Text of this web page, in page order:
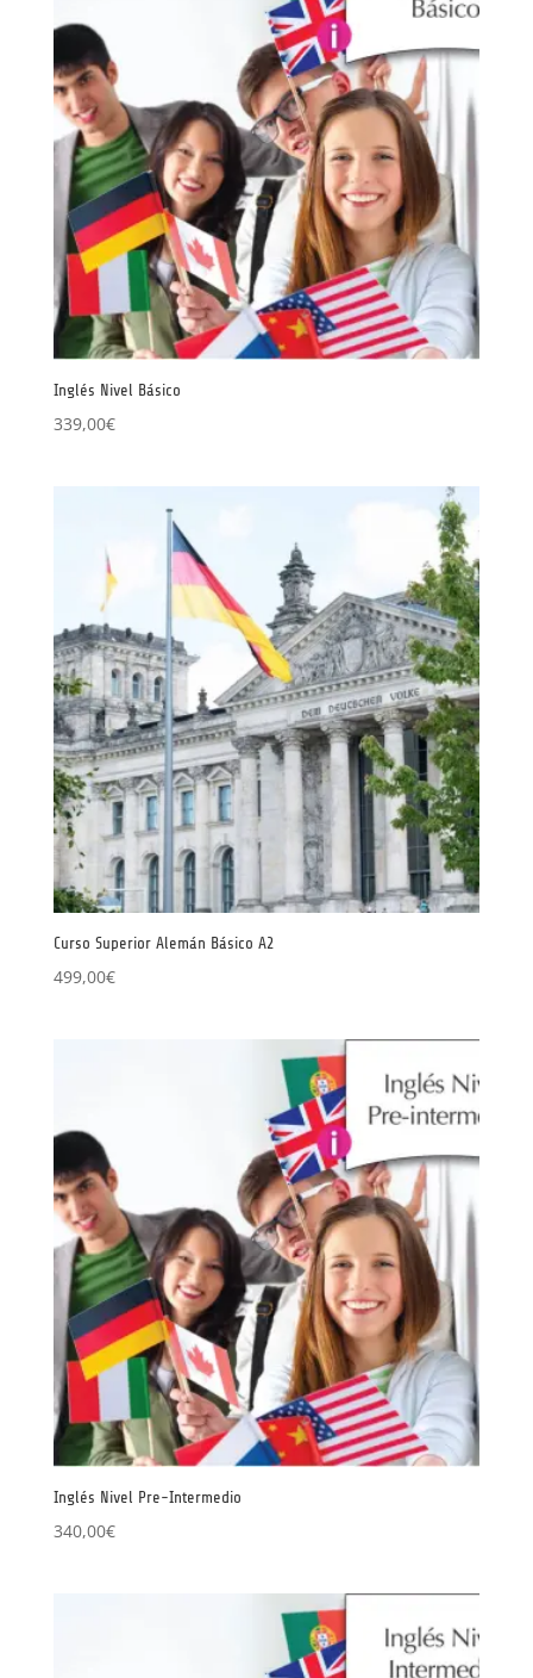
Inglés Nivel Básico
339,00€
Curso Superior Alemán Básico A2
499,00€
Inglés Nivel Pre-Intermedio
340,00€